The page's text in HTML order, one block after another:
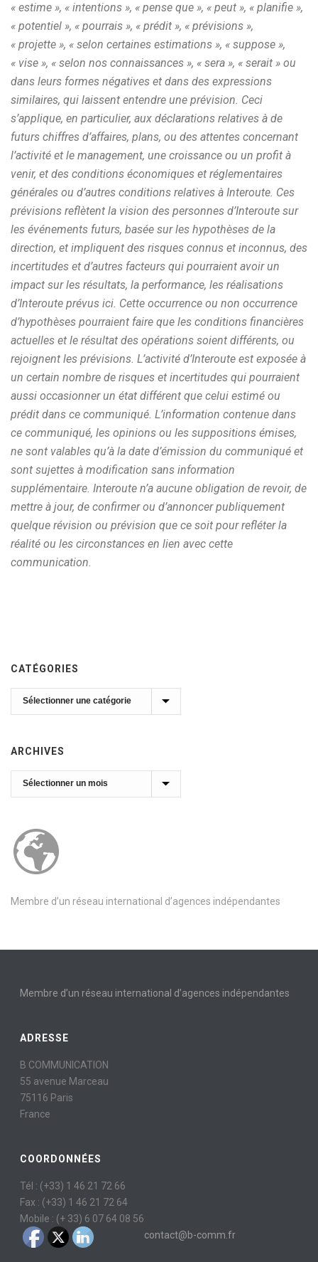
« estime », « intentions », « pense que », « peut », « planifie »,
« potentiel », « pourrais », « prédit », « prévisions »,
« projette », « selon certaines estimations », « suppose »,
« vise », « selon nos connaissances », « sera », « serait » ou
dans leurs formes négatives et dans des expressions
similaires, qui laissent entendre une prévision. Ceci
s’applique, en particulier, aux déclarations relatives à de
futurs chiffres d’affaires, plans, ou des attentes concernant
l’activité et le management, une croissance ou un profit à
venir, et des conditions économiques et réglementaires
générales ou d’autres conditions relatives à Interoute. Ces
prévisions reflètent la vision des personnes d’Interoute sur
les événements futurs, basée sur les hypothèses de la
direction, et impliquent des risques connus et inconnus, des
incertitudes et d’autres facteurs qui pourraient avoir un
impact sur les résultats, la performance, les réalisations
d’Interoute prévus ici. Cette occurrence ou non occurrence
d’hypothèses pourraient faire que les conditions financières
actuelles et le résultat des opérations soient différents, ou
rejoignent les prévisions. L’activité d’Interoute est exposée à
un certain nombre de risques et incertitudes qui pourraient
aussi occasionner un état différent que celui estimé ou
prédit dans ce communiqué. L’information contenue dans
ce communiqué, les opinions ou les suppositions émises,
ne sont valables qu’à la date d’émission du communiqué et
sont sujettes à modification sans information
supplémentaire. Interoute n’a aucune obligation de revoir, de
mettre à jour, de confirmer ou d’annoncer publiquement
quelque révision ou prévision que ce soit pour refléter la
réalité ou les circonstances en lien avec cette
communication.
CATÉGORIES
Catégories
ARCHIVES
Archives
Membre d’un réseau international d’agences indépendantes
Membre d’un réseau international d’agences indépendantes
ADRESSE
B COMMUNICATION
55 avenue Marceau
75116 Paris
France
COORDONNÉES
Tél : (+33) 1 46 21 72 66
Fax : (+33) 1 46 21 72 64
Mobile : (+ 33) 6 07 64 08 56
contact@b-comm.fr